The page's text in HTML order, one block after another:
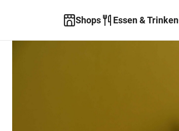
Shops Essen & Trinken